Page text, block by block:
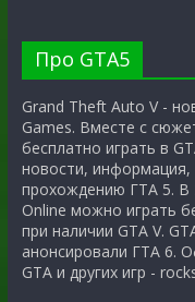
Про GTA5
Grand Theft Auto V -
Games. Вместе с
бесплатно играть в
новости,
прохождению ГТА 5. В
Online можно играть
при наличии GTA V.
анонсировали ГТА 6.
GTA и других игр -